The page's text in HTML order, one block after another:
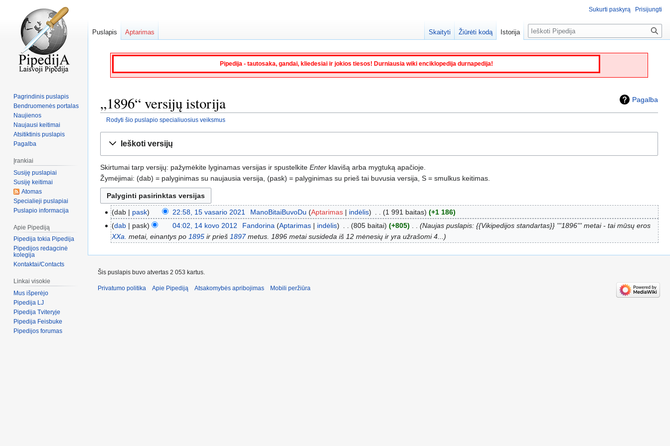
Pipedija - tautosaka, gandai, kliedesiai ir jokios tiesos! Durniausia wiki enciklopedija durnapedija!
Pagalba
„1896“ versijų istorija
Rodyti šio puslapio specialiuosius veiksmus
Ieškoti versijų
Skirtumai tarp versijų: pažymėkite lyginamas versijas ir spustelkite Enter klavišą arba mygtuką apačioje.
Žymėjimai: (dab) = palyginimas su naujausia versija, (pask) = palyginimas su prieš tai buvusia versija, S = smulkus keitimas.
dab pask 22:58, 15 vasario 2021 ManoBitaiBuvoDu Aptarimas indėlis 1 991 baitas
+1 186
dab
pask 04:02, 14 kovo 2012 Fandorina Aptarimas indėlis 805 baitai +805
Naujas puslapis: {{Vikipedijos standartas}} '''1896''' metai - tai mūsų eros
XXa. metai, einantys po 1895 ir prieš 1897metus. 1896 metai susideda iš 12 mėnesių ir yra užrašomi 4...
Sukurti paskyrą Prisijungti
Puslapis Aptarimas Skaityti Žiūrėti kodą Istorija Paieška
Pagrindinis puslapis
Bendruomenės portalas
Naujienos
Naujausi keitimai
Atsitiktinis puslapis
Pagalba
Įrankiai
Susiję puslapiai
Susiję keitimai
Atomas
Specialieji puslapiai
Puslapio informacija
Apie Pipediją
Pipedija tokia Pipedija
Pipedijos redagcinė
kolegija
Kontaktai/Contacts
Linkai visokie
Mus išperėjo
Pipedija LJ
Pipedija Tviteryje
Pipedija Feisbuke
Pipedijos forumas
Šis puslapis buvo atvertas 2 053 kartus.
Privatumo politika Apie Pipediją Atsakomybės apribojimas Mobili peržiūra